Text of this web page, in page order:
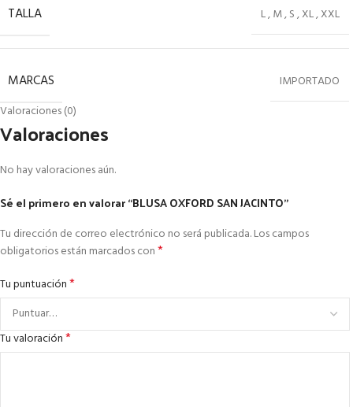
TALLA L,M,S,XL,XXL
MARCAS
IMPORTADO
Valoraciones (0)
Valoraciones
No hay valoraciones aún.
Sé el primero en valorar “BLUSA OXFORD SAN JACINTO”
Tu dirección de correo electrónico no será publicada.Los campos
obligatorios están marcados con*
Tu puntuación*
Tu valoración*